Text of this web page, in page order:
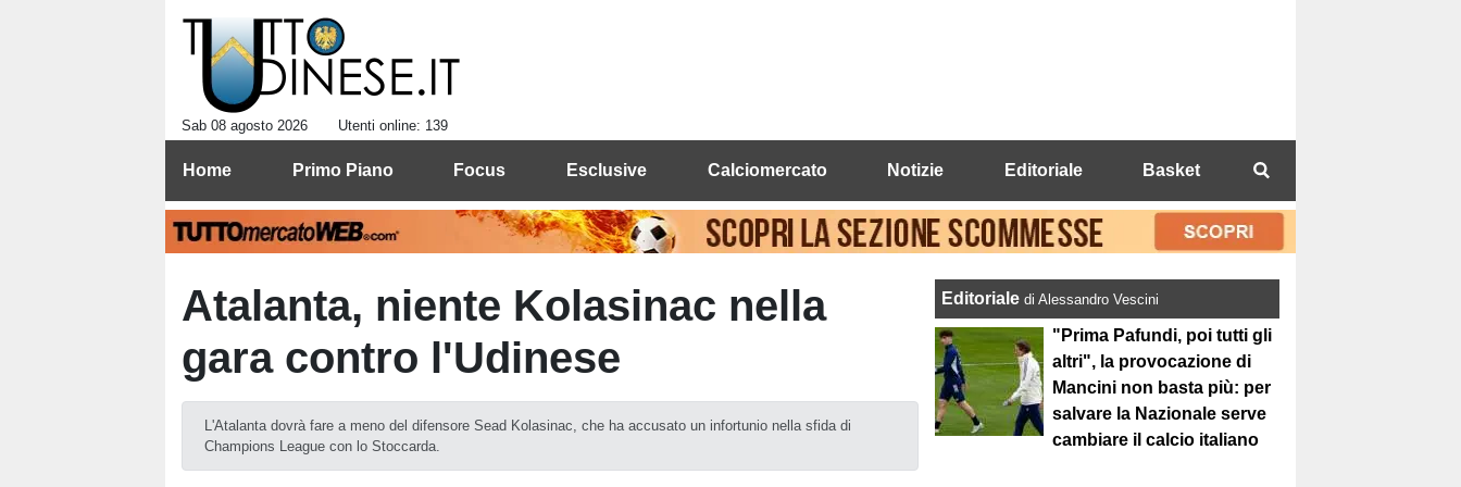
Sab 08 agosto 2026 Utenti online: 139
Home Primo Piano Focus Esclusive Calciomercato Notizie Editoriale Basket
Atalanta, niente Kolasinac nella
gara contro l'Udinese
L'Atalanta dovrà fare a meno del difensore Sead Kolasinac, che ha accusato un infortunio nella sfida di
Champions League con lo Stoccarda.
Editorialedi Alessandro Vescini
"Prima Pafundi, poi tutti gli
altri", la provocazione di
Mancini non basta più: per
salvare la Nazionale serve
cambiare il calcio italiano